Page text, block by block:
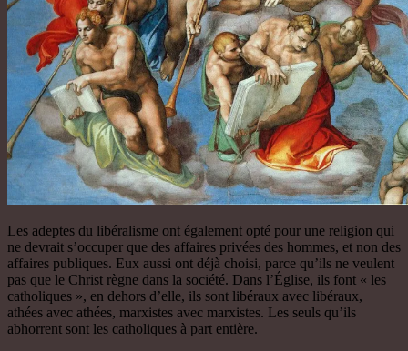
Les adeptes du libéralisme ont également opté pour une religion qui
ne devrait s’occuper que des affaires privées des hommes, et non des
affaires publiques. Eux aussi ont déjà choisi, parce qu’ils ne veulent
pas que le Christ règne dans la société. Dans l’Église, ils font « les
catholiques », en dehors d’elle, ils sont libéraux avec libéraux,
athées avec athées, marxistes avec marxistes. Les seuls qu’ils
abhorrent sont les catholiques à part entière.